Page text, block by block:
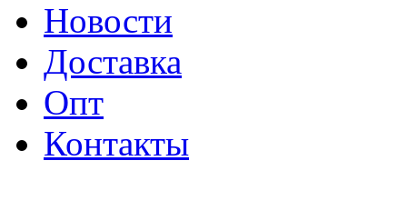
Новости
Доставка
Опт
Контакты